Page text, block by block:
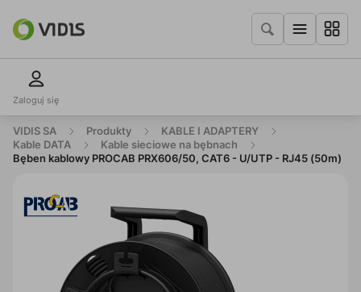
Zaloguj się
VIDIS SA Produkty
KABLE I ADAPTERY
Kable DATA
Kable sieciowe na bębnach
Bęben kablowy PROCAB PRX606/50, CAT6 - U/UTP - RJ45 (50m)